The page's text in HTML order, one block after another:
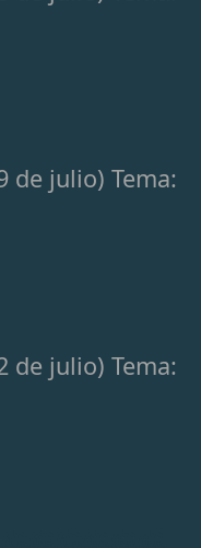
de julio) Tema:
de julio) Tema: